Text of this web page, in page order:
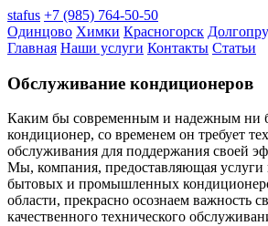
stafus +7 (985) 764-50-50
Одинцово Химки Красногорск
Главная Наши услуги Контакты Статьи
Обслуживание кондиционеров
Каким бы современным и надежным ни
кондиционер, со временем он требует
обслуживания для поддержания своей
Мы, компания, предоставляющая
бытовых и промышленных
области, прекрасно осознаем важность
качественного технического